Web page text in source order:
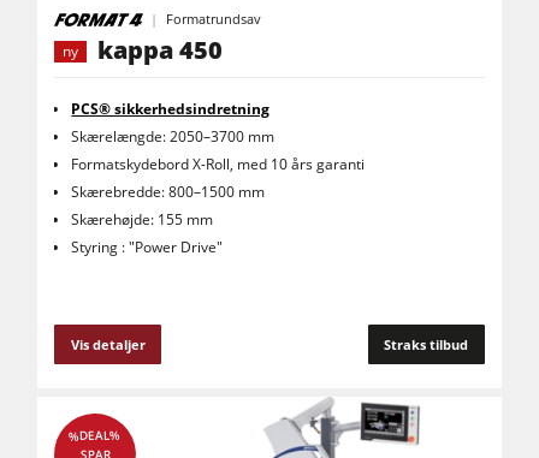
Formatrundsav
ny
kappa 450
PCS® sikkerhedsindretning
Skærelængde: 2050–3700 mm
Formatskydebord X-Roll, med 10 års garanti
Skærebredde: 800–1500 mm
Skærehøjde: 155 mm
Styring : "Power Drive"
Vis detaljer Straks tilbud
%DEAL%
SPAR